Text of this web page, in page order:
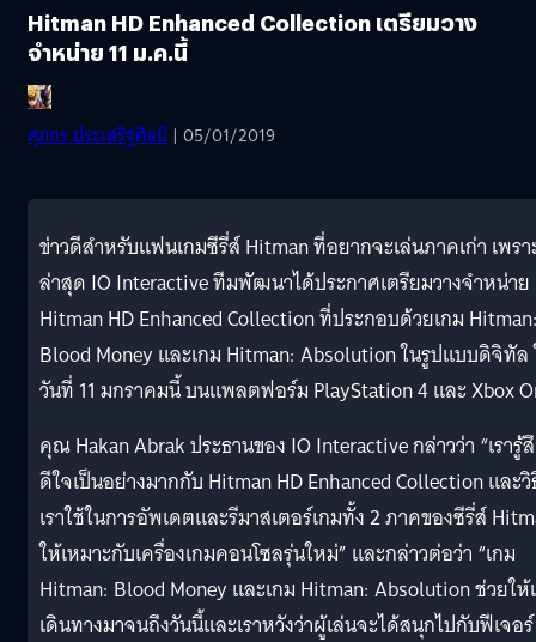
Hitman HD Enhanced Collection เตรียมวาง
จำหน่าย 11 ม.ค.นี้
ศุภกร ประเสริฐศิลป์ | 05/01/2019
ข่าวดีสำหรับแฟนเกมซีรี่ส์ Hitman ที่อยากจะเล่นภาคเก่า เพรา
ล่าสุด IO Interactive ทีมพัฒนาได้ประกาศเตรียมวางจำหน่าย
Hitman HD Enhanced Collection ที่ประกอบด้วยเกม
Blood Money และเกม Hitman: Absolution ในรูปแบบดิจิทัล
วันที่ 11 มกราคมนี้ บนแพลตฟอร์ม PlayStation 4 และ Xbox
คุณ Hakan Abrak ประธานของ IO Interactive กล่าวว่า “เรารู้
ดีใจเป็นอย่างมากกับ Hitman HD Enhanced Collection และ
เราใช้ในการอัพเดตและรีมาสเตอร์เกมทั้ง 2 ภาคของซีรี่ส์
ให้เหมาะกับเครื่องเกมคอนโซลรุ่นใหม่” และกล่าวต่อว่า “เกม
Hitman: Blood Money และเกม Hitman: Absolution ช่วยให้
เดินทางมาจนถึงวันนี้และเราหวังว่าผู้เล่นจะได้สนุกไปกับฟีเจอร์